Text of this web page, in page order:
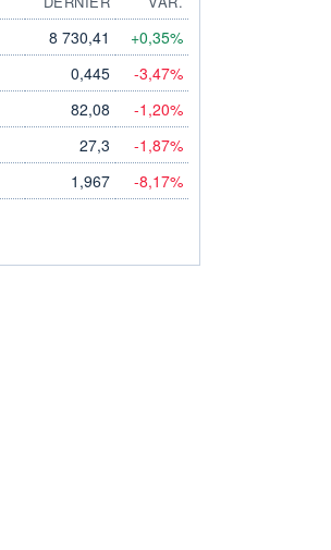
8 730,41 +0,35%
0,445 -3,47%
82,08 -1,20%
27,3 -1,87%
1,967 -8,17%